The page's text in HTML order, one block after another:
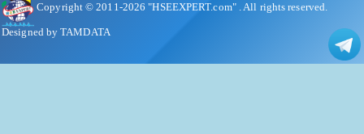
Copyright © 2011-2026 "HSEEXPERT.com". All rights reserved.
Designed by TAMDATA